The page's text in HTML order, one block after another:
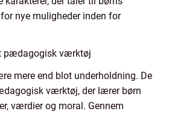
nye muligheder inden for
pædagogisk værktøj
mere end blot underholdning. De
værktøj, der lærer børn
værdier og moral. Gennem